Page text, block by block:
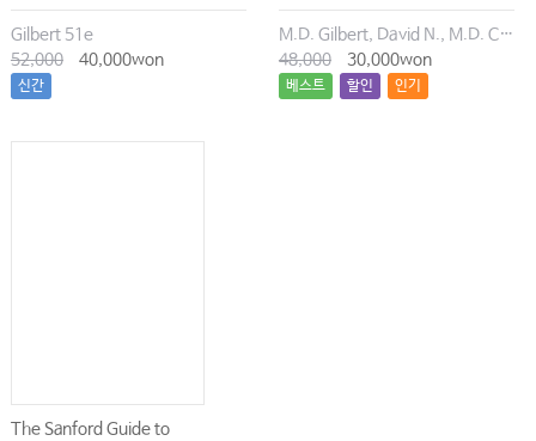
Gilbert 51e
52,000
40,000won
신간
M.D. Gilbert, David N., M.D. Chambers, Henry F., M.D. Eliopoulos, George M., M.D. Saag, Michael S., M.D. Pavia, Andrew T.
48,000
30,000won
베스트 할인 인기
The Sanford Guide to